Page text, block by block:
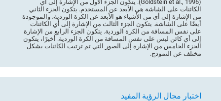
(Goldstein et al., 1996). يتكون الجزء الأول من الإشارة إلى أي
الكائنات على الشاشة هي الأبعد عن المستخدم. يتكون الجزء الثاني
من الإشارة إلى أي من الأشياء هو الأبعد عن الكرة الوردية، والموجودة
أيضًا على الشاشة. يتكون الجزء الثالث من الإشارة إلى أي الكائنات
على نفس المسافة من الكرة الوردية. يتكون الجزء الرابع من الإشارة
إلى أي كائن ليس على نفس المسافة من الكرة الوردية. أخيرًا، يتكون
الجزء الخامس من الإشارة إلى الصور التي تم ترتيب الكائنات بشكل
مختلف عن النموذج.
اختبار مجال الرؤية المفيد